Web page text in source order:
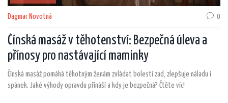
Dagmar Novotná 0
Čínská masáž v těhotenství: Bezpečná úleva a
přínosy pro nastávající maminky
Čínská masáž pomáhá těhotným ženám zvládat bolesti zad, zlepšuje náladu i
spánek. Jaké výhody opravdu přináší a kdy je bezpečná? Čtěte víc!